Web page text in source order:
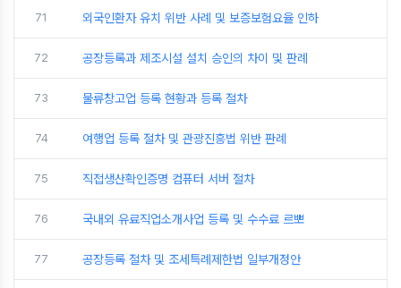
71 외국인환자 유치 위반 사례 및 보증보험요율 인하
72 공장등록과 제조시설 설치 승인의 차이 및 판례
73 물류창고업 등록 현황과 등록 절차
74 여행업 등록 절차 및 관광진흥법 위반 판례
75 직접생산확인증명 컴퓨터 서버 절차
76 국내외 유료직업소개사업 등록 및 수수료 르뽀
77 공장등록 절차 및 조세특례제한법 일부개정안